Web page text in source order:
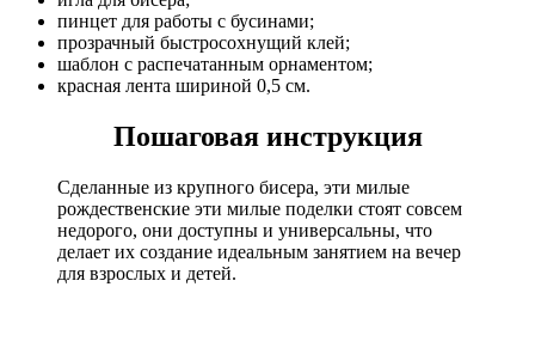
пинцет для работы с бусинами;
прозрачный быстросохнущий клей;
шаблон с распечатанным орнаментом;
красная лента шириной 0,5 см.
Пошаговая инструкция
Сделанные из крупного бисера, эти милые
рождественские эти милые поделки стоят совсем
недорого, они доступны и универсальны, что
делает их создание идеальным занятием на вечер
для взрослых и детей.